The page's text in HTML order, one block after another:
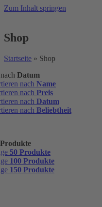
Zum Inhalt springen
Shop
Startseite » Shop
Datum
nach Name
nach Preis
nach Datum
nach Beliebtheit
50 Produkte
100 Produkte
150 Produkte